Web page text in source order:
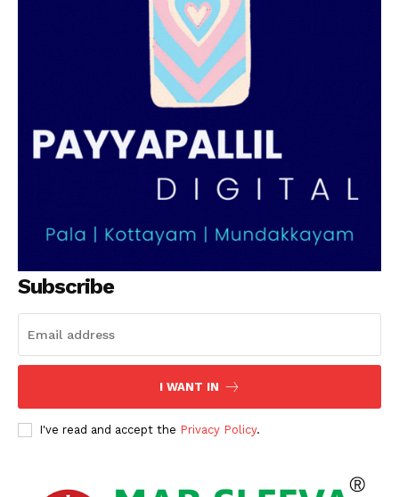
Subscribe
I WANT IN
I've read and accept the Privacy Policy.